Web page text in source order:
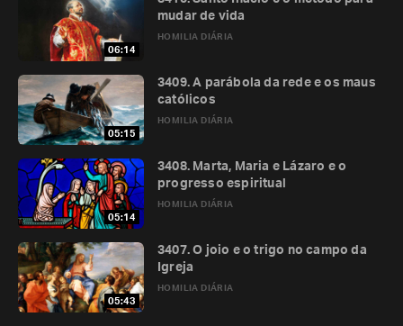
06:14
HOMILIA DIÁRIA
mudar de vida
05:15
HOMILIA DIÁRIA
3409. A parábola da rede e os maus
católicos
05:14
HOMILIA DIÁRIA
3408. Marta, Maria e Lázaro e o
progresso espiritual
05:43
HOMILIA DIÁRIA
3407. O joio e o trigo no campo da
Igreja